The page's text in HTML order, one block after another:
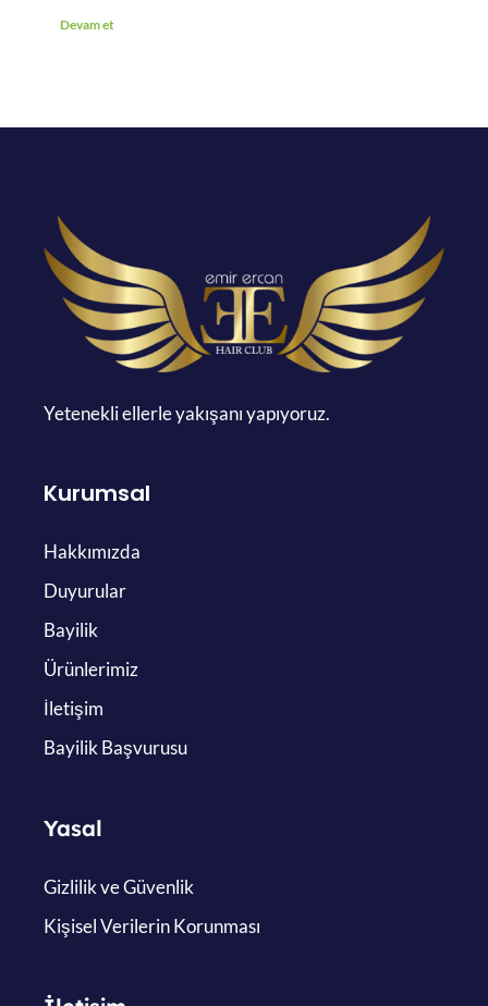
Devam et
Yetenekli ellerle yakışanı yapıyoruz.
Kurumsal
Hakkımızda
Duyurular
Bayilik
Ürünlerimiz
İletişim
Bayilik Başvurusu
Yasal
Gizlilik ve Güvenlik
Kişisel Verilerin Korunması